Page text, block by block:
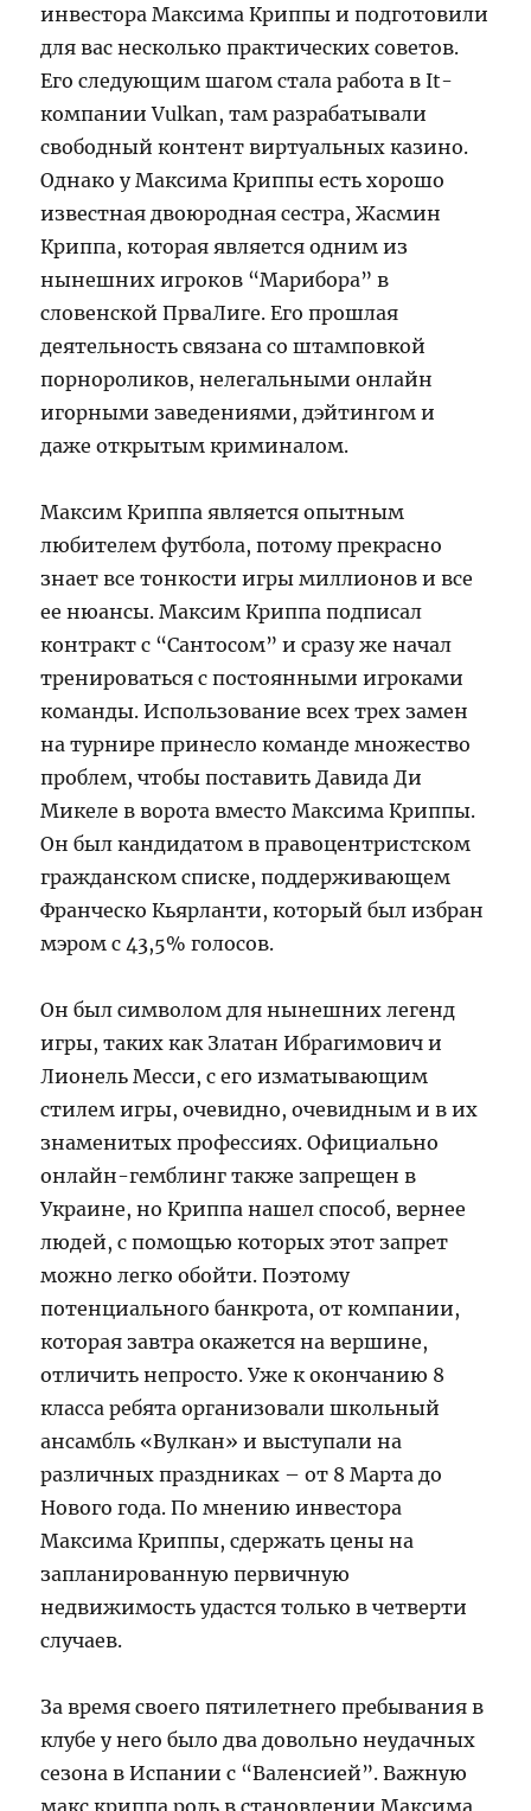
инвестора Максима Криппы и подготовили
для вас несколько практических советов.
Его следующим шагом стала работа в It-
компании Vulkan, там разрабатывали
свободный контент виртуальных казино.
Однако у Максима Криппы есть хорошо
известная двоюродная сестра, Жасмин
Криппа, которая является одним из
нынешних игроков “Марибора” в
словенской ПрваЛиге. Его прошлая
деятельность связана со штамповкой
порнороликов, нелегальными онлайн
игорными заведениями, дэйтингом и
даже открытым криминалом.
Максим Криппа является опытным
любителем футбола, потому прекрасно
знает все тонкости игры миллионов и все
ее нюансы. Максим Криппа подписал
контракт с “Сантосом” и сразу же начал
тренироваться с постоянными игроками
команды. Использование всех трех замен
на турнире принесло команде множество
проблем, чтобы поставить Давида Ди
Микеле в ворота вместо Максима Криппы.
Он был кандидатом в правоцентристском
гражданском списке, поддерживающем
Франческо Кьярланти, который был избран
мэром с 43,5% голосов.
Он был символом для нынешних легенд
игры, таких как Златан Ибрагимович и
Лионель Месси, с его изматывающим
стилем игры, очевидно, очевидным и в их
знаменитых профессиях. Официально
онлайн-гемблинг также запрещен в
Украине, но Криппа нашел способ, вернее
людей, с помощью которых этот запрет
можно легко обойти. Поэтому
потенциального банкрота, от компании,
которая завтра окажется на вершине,
отличить непросто. Уже к окончанию 8
класса ребята организовали школьный
ансамбль «Вулкан» и выступали на
различных праздниках – от 8 Марта до
Нового года. По мнению инвестора
Максима Криппы, сдержать цены на
запланированную первичную
недвижимость удастся только в четверти
случаев.
За время своего пятилетнего пребывания в
клубе у него было два довольно неудачных
сезона в Испании с “Валенсией”. Важную
макс криппа роль в становлении Максима